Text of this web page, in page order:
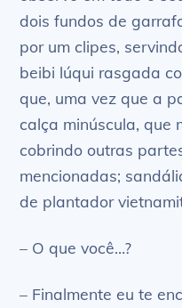
dois fundos de
por um clipes,
beibi lúqui rasgada
que, uma vez que a
calça minúscula, que
cobrindo outras
mencionadas;
de plantador
– O que você…?
– Finalmente eu te